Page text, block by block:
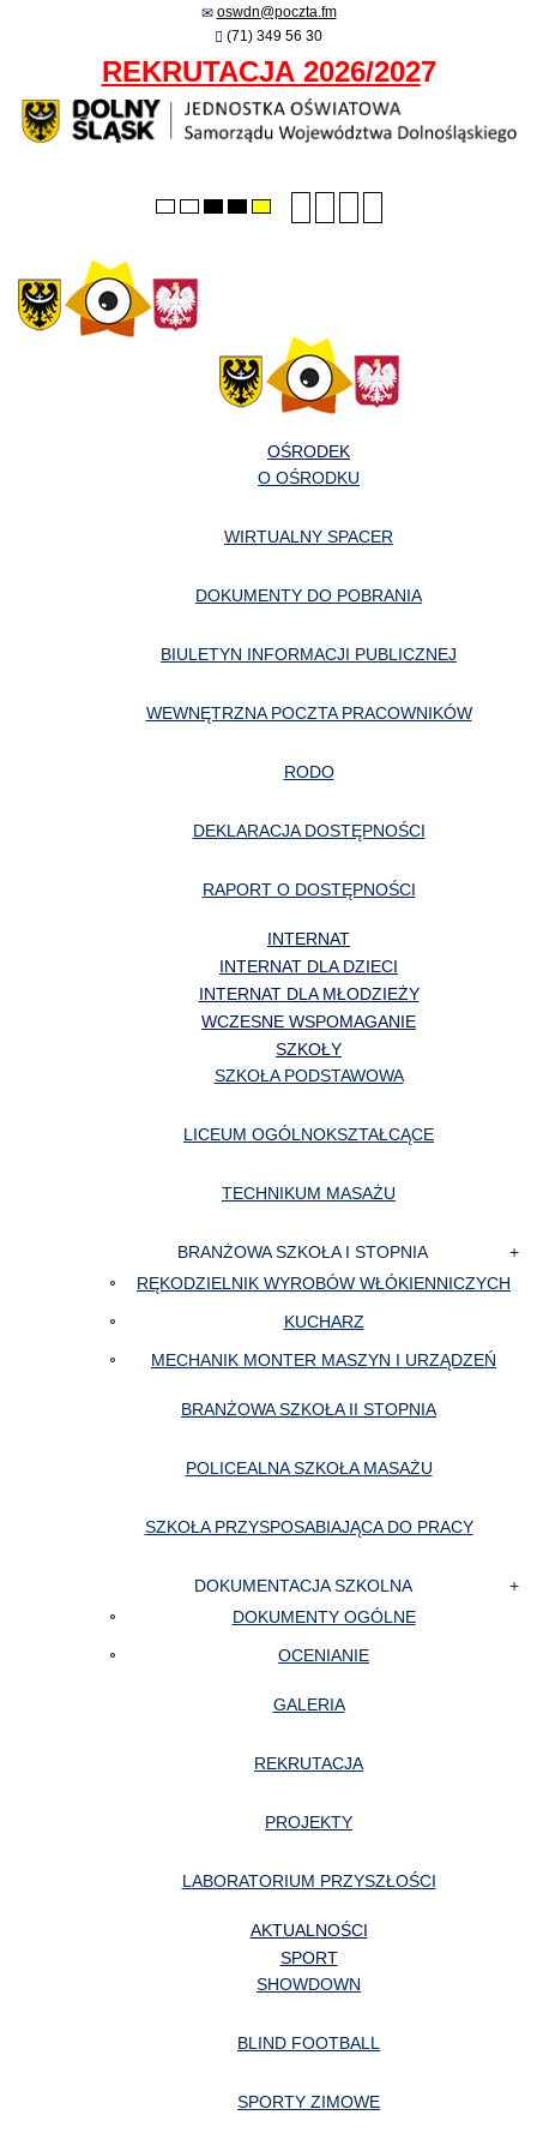
oswdn@poczta.fm
(71) 349 56 30
REKRUTACJA 2026/2027
Default
NightHighHighHigh
fontfont
font
OŚRODEK
O OŚRODKU
WIRTUALNY SPACER
DOKUMENTY DO POBRANIA
BIULETYN INFORMACJI PUBLICZNEJ
WEWNĘTRZNA POCZTA PRACOWNIKÓW
RODO
DEKLARACJA DOSTĘPNOŚCI
RAPORT O DOSTĘPNOŚCI
INTERNAT
INTERNAT DLA DZIECI
INTERNAT DLA MŁODZIEŻY
WCZESNE WSPOMAGANIE
SZKOŁY
SZKOŁA PODSTAWOWA
LICEUM OGÓLNOKSZTAŁCĄCE
TECHNIKUM MASAŻU
BRANŻOWA SZKOŁA I STOPNIA
RĘKODZIELNIK WYROBÓW WŁÓKIENNICZYCH
KUCHARZ
MECHANIK MONTER MASZYN I URZĄDZEŃ
BRANŻOWA SZKOŁA II STOPNIA
POLICEALNA SZKOŁA MASAŻU
SZKOŁA PRZYSPOSABIAJĄCA DO PRACY
DOKUMENTACJA SZKOLNA
DOKUMENTY OGÓLNE
OCENIANIE
GALERIA
REKRUTACJA
PROJEKTY
LABORATORIUM PRZYSZŁOŚCI
AKTUALNOŚCI
SPORT
SHOWDOWN
BLIND FOOTBALL
SPORTY ZIMOWE